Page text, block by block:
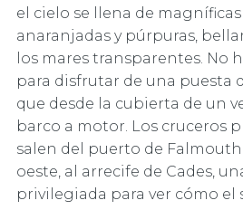
el cielo se llena de
anaranjadas y púrpuras,
los mares transparentes. No
para disfrutar de una puesta
que desde la cubierta de un
barco a motor. Los cruceros
salen del puerto de Falmouth
oeste, al arrecife de Cades,
privilegiada para ver cómo el